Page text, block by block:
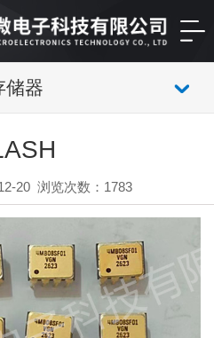
储器
20 浏览次数： 1783